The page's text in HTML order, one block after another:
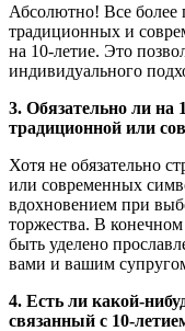
Абсолютно! Все более
традиционных и
на 10-летие. Это
индивидуального
3. Обязательно ли на
традиционной или
Хотя не обязательно
или современных
вдохновением при
торжества. В
быть уделено
вами и вашим
4. Есть ли какой-
связанный с 10-